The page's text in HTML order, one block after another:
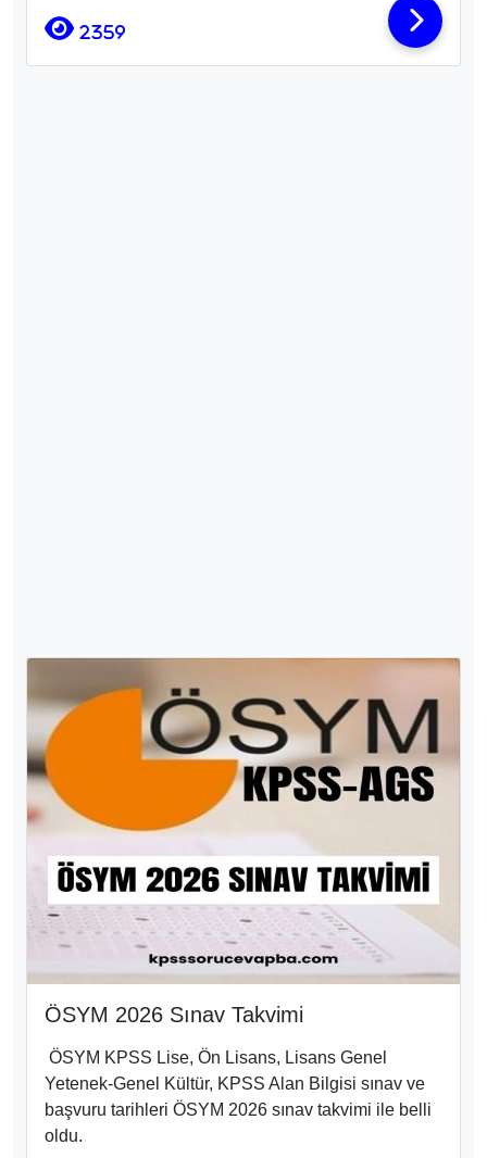
2359
ÖSYM 2026 Sınav Takvimi
ÖSYM KPSS Lise, Ön Lisans, Lisans Genel
Yetenek-Genel Kültür, KPSS Alan Bilgisi sınav ve
başvuru tarihleri ÖSYM 2026 sınav takvimi ile belli
oldu.